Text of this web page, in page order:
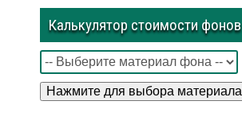
Калькулятор стоимости фонов
Нажмите для выбора материала